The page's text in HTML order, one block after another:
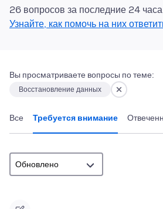
26 вопросов за последние 24
Узнайте, как помочь на них
Вы просматриваете вопросы по теме:
Восстановление данных
Все Требуется внимание